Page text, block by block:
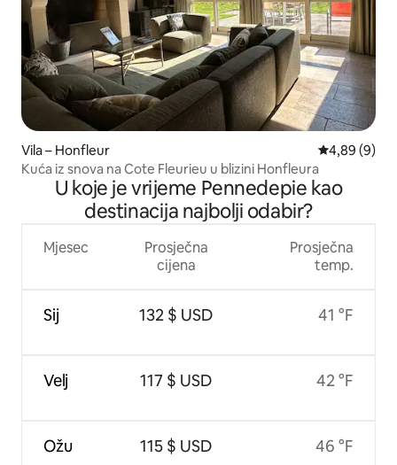
Vila – Honfleur Prosječna
4,89 (9)
Kuća iz snova na Cote Fleurieu u blizini Honfleura
U koje je vrijeme Pennedepie kao
destinacija najbolji odabir?
Mjesec
Sij
Velj
Ožu
Prosječna
cijena
132 $ USD
117 $ USD
115 $ USD
Prosječna
temp.
41 °F
42 °F
46 °F